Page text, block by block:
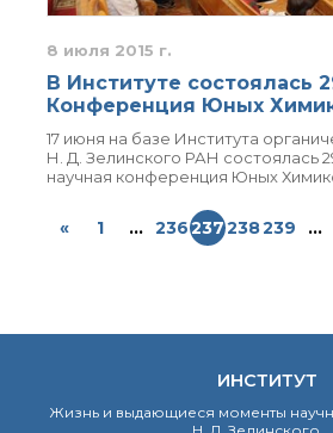
8 июля 2015 г.
В Институте состоялась
Конференция Юных
17 июня на базе Института
Н. Д. Зелинского РАН состоялась
научная конференция Юных
« 1 ... 236237238239 ...
ИНСТИТУТ
Жизнь и выдающиеся моменты